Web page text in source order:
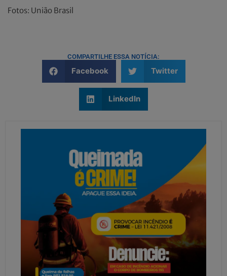
Fotos: União Brasil
COMPARTILHE ESSA NOTÍCIA:
Facebook Twitter
LinkedIn